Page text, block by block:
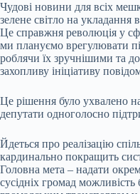
Чудові новини для всіх
зелене світло на
Це справжня революція у
ми плануємо врегулювати
роблячи їх зручнішими та
захопливу ініціативу
Це рішення було ухвалено на
депутати одноголосно
Йдеться про реалізацію
кардинально покращить
Головна мета – надати
сусідніх громад